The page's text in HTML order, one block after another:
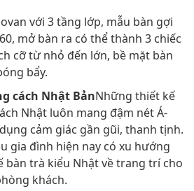
với 3 tầng lớp, mẫu bàn gợi
mở bàn ra có thể thành 3 chiếc
cỡ từ nhỏ đến lớn, bề mặt bàn
bẩy.
cách Nhật BảnNhững thiết kế
Nhật luôn mang đậm nét Á-
cảm giác gần gũi, thanh tịnh.
gia đình hiện nay có xu hướng
bàn trà kiểu Nhật về trang trí cho
khách.